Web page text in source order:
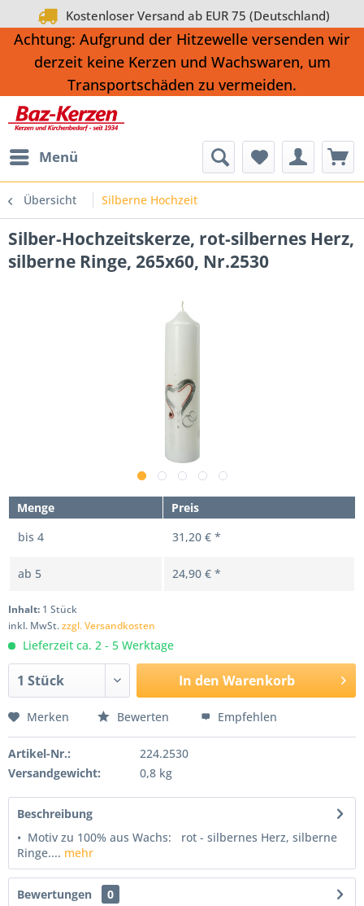
Kostenloser Versand ab EUR 75 (Deutschland)
Achtung: Aufgrund der Hitzewelle versenden wir
derzeit keine Kerzen und Wachswaren, um
Transportschäden zu vermeiden.
Menü
Übersicht Silberne Hochzeit
Silber-Hochzeitskerze, rot-silbernes Herz,
silberne Ringe, 265x60, Nr.2530
Menge
Preis
bis 4 31,20 € *
ab 5 24,90 € *
Inhalt: 1 Stück
inkl. MwSt.zzgl. Versandkosten
Lieferzeit ca. 2 - 5 Werktage
In den Warenkorb
Merken Bewerten Empfehlen
Artikel-Nr.:
224.2530
Versandgewicht:
0,8 kg
Beschreibung
• Motiv zu 100% aus Wachs: rot - silbernes Herz, silberne
Ringe.... mehr
Bewertungen
0